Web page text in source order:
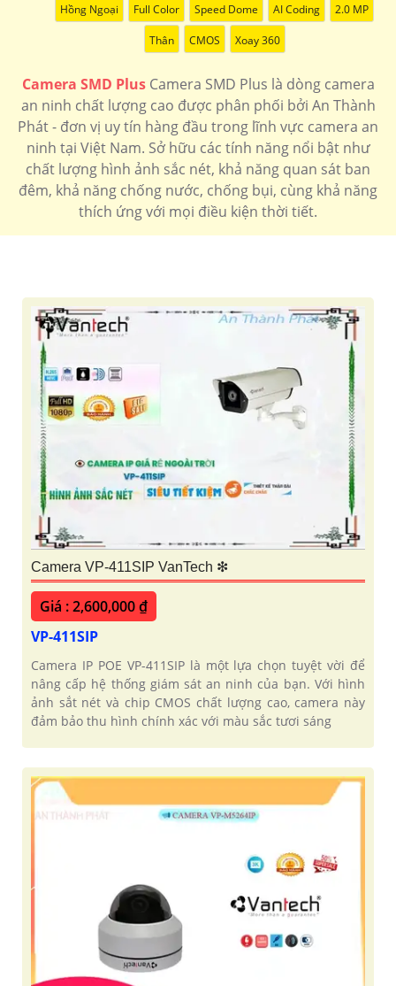
Hồng Ngoại Full Color Speed Dome AI Coding 2.0 MP
Thân CMOS Xoay 360
Camera SMD PlusCamera SMD Plus là dòng camera
an ninh chất lượng cao được phân phối bởi An Thành
Phát - đơn vị uy tín hàng đầu trong lĩnh vực camera an
ninh tại Việt Nam. Sở hữu các tính năng nổi bật như
chất lượng hình ảnh sắc nét, khả năng quan sát ban
đêm, khả năng chống nước, chống bụi, cùng khả năng
thích ứng với mọi điều kiện thời tiết.
Camera VP-411SIP VanTech ❇
Giá : 2,600,000 ₫
VP-411SIP
Camera IP POE VP-411SIP là một lựa chọn tuyệt vời để
nâng cấp hệ thống giám sát an ninh của bạn. Với hình
ảnh sắt nét và chip CMOS chất lượng cao, camera này
đảm bảo thu hình chính xác với màu sắc tươi sáng